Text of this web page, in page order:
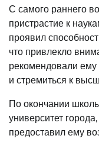
С самого раннего
пристрастие к
проявил
что привлекло
рекомендовали ему
и стремиться к
По окончании
университет
предоставил ему